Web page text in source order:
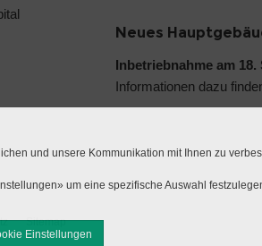
Neues
Inbetriebnahme am 18.
Informationen dazu
Sitemap
und unsere Kommunikation mit Ihnen zu
um eine spezifische Auswahl
Einstellungen